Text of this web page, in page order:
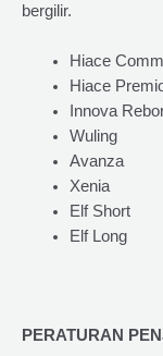
bergilir.
Hiace
Hiace
Innova
Wuling
Avanza
Xenia
Elf Short
Elf Long
PERATURAN